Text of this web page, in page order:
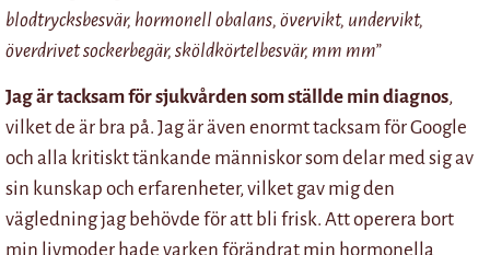
blodtrycksbesvär, hormonell obalans, övervikt, undervikt,
överdrivet sockerbegär, sköldkörtelbesvär, mm mm”
Jag är tacksam för sjukvården som ställde min diagnos,
vilket de är bra på. Jag är även enormt tacksam för Google
och alla kritiskt tänkande människor som delar med sig av
sin kunskap och erfarenheter, vilket gav mig den
vägledning jag behövde för att bli frisk. Att operera bort
min livmoder hade varken förändrat min hormonella